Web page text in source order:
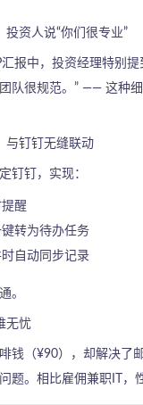
资人说“你们很专业”
报中，投资经理特别提
队很规范。” —— 这种
与钉钉无缝联动
钉钉，实现：
醒
转为待办任务
自动同步记录
。
无忧
钱（¥90），却解决了
题。相比雇佣兼职IT，